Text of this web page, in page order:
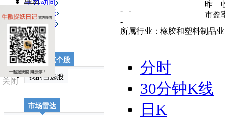
关闭
期货
主力动向
公司动态
送配解禁
最近浏览个股
我的自选股
市场雷达
- -
-
昨
市盈
所属行业：橡胶和塑料制品
分时
30分钟K线
日K